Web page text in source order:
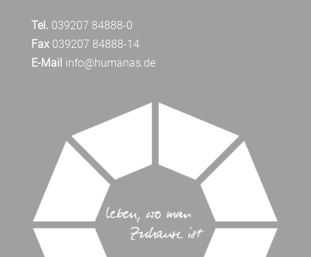
Tel. 039207 84888-0
Fax039207 84888-14
E-Mail info@humanas.de